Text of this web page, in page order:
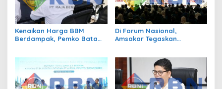
Kenaikan Harga BBM
Berdampak, Pemko Batam
Di Forum Nasional,
Amsakar Tegaskan
Pembangunan